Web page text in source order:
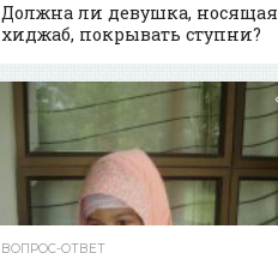
Должна ли девушка, носящая
хиджаб, покрывать ступни?
ВОПРОС-ОТВЕТ